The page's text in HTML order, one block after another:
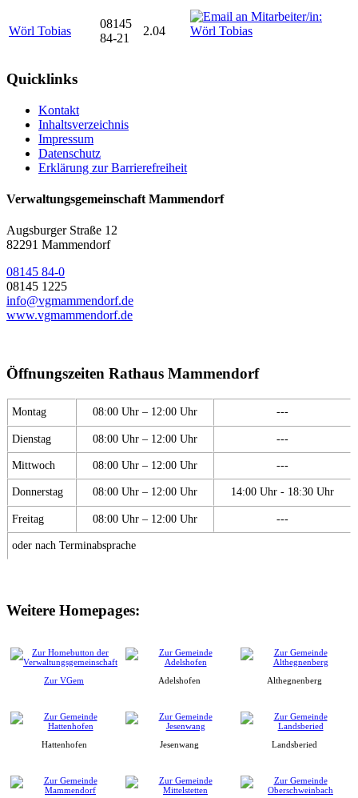
Wörl Tobias
08145
84-21
2.04
Quicklinks
Kontakt
Inhaltsverzeichnis
Impressum
Datenschutz
Erklärung zur Barrierefreiheit
Verwaltungsgemeinschaft Mammendorf
Augsburger Straße 12
82291 Mammendorf
08145 84-0
08145 1225
info@vgmammendorf.de
www.vgmammendorf.de
Öffnungszeiten Rathaus Mammendorf
Montag 08:00 Uhr – 12:00 Uhr ---
Dienstag 08:00 Uhr – 12:00 Uhr ---
Mittwoch 08:00 Uhr – 12:00 Uhr ---
Donnerstag 08:00 Uhr – 12:00 Uhr 14:00 Uhr - 18:30 Uhr
Freitag 08:00 Uhr – 12:00 Uhr ---
oder nach Terminabsprache
Weitere Homepages:
Zur VGem Adelshofen Althegnenberg
Hattenhofen Jesenwang Landsberied